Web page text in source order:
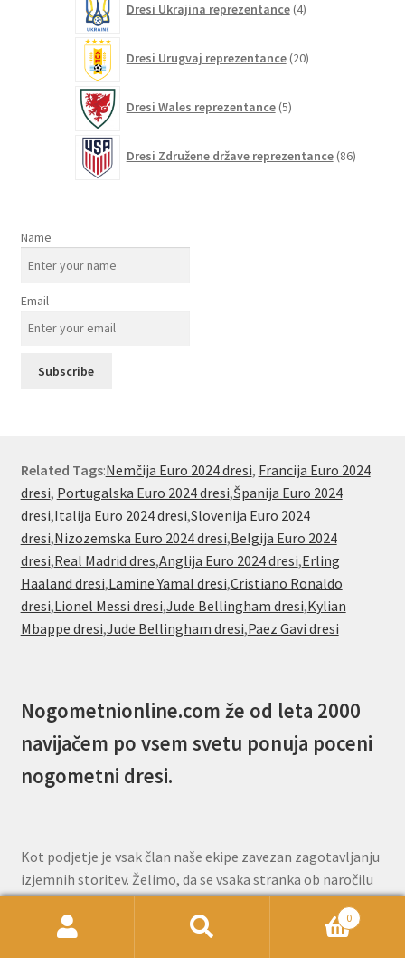
Dresi Ukrajina reprezentance 4izdelki
Dresi Urugvaj reprezentance 20izdelkov
Dresi Wales reprezentance 5izdelkov
Dresi Združene države reprezentance 86izdelkov
Name
Email
Related Tags:Nemčija Euro 2024 dresi, Francija Euro 2024
dresi, Portugalska Euro 2024 dresi,Španija Euro 2024
dresi,Italija Euro 2024 dresi,Slovenija Euro 2024
dresi,Nizozemska Euro 2024 dresi,Belgija Euro 2024
dresi,Real Madrid dres,Anglija Euro 2024 dresi,Erling
Haaland dresi,Lamine Yamal dresi,Cristiano Ronaldo
dresi,Lionel Messi dresi,Jude Bellingham dresi,Kylian
Mbappe dresi,Jude Bellingham dresi,Paez Gavi dresi
Nogometnionline.com že od leta 2000
navijačem po vsem svetu ponuja poceni
nogometni dresi.
Kot podjetje je vsak član naše ekipe zavezan zagotavljanju
izjemnih storitev. Želimo, da se vsaka stranka ob naročilu
pri nas počuti cenjeno in samozavestno. Naša ekipa za
pomoč strankam je na voljo prek e-pošte, da vam odgovori
0